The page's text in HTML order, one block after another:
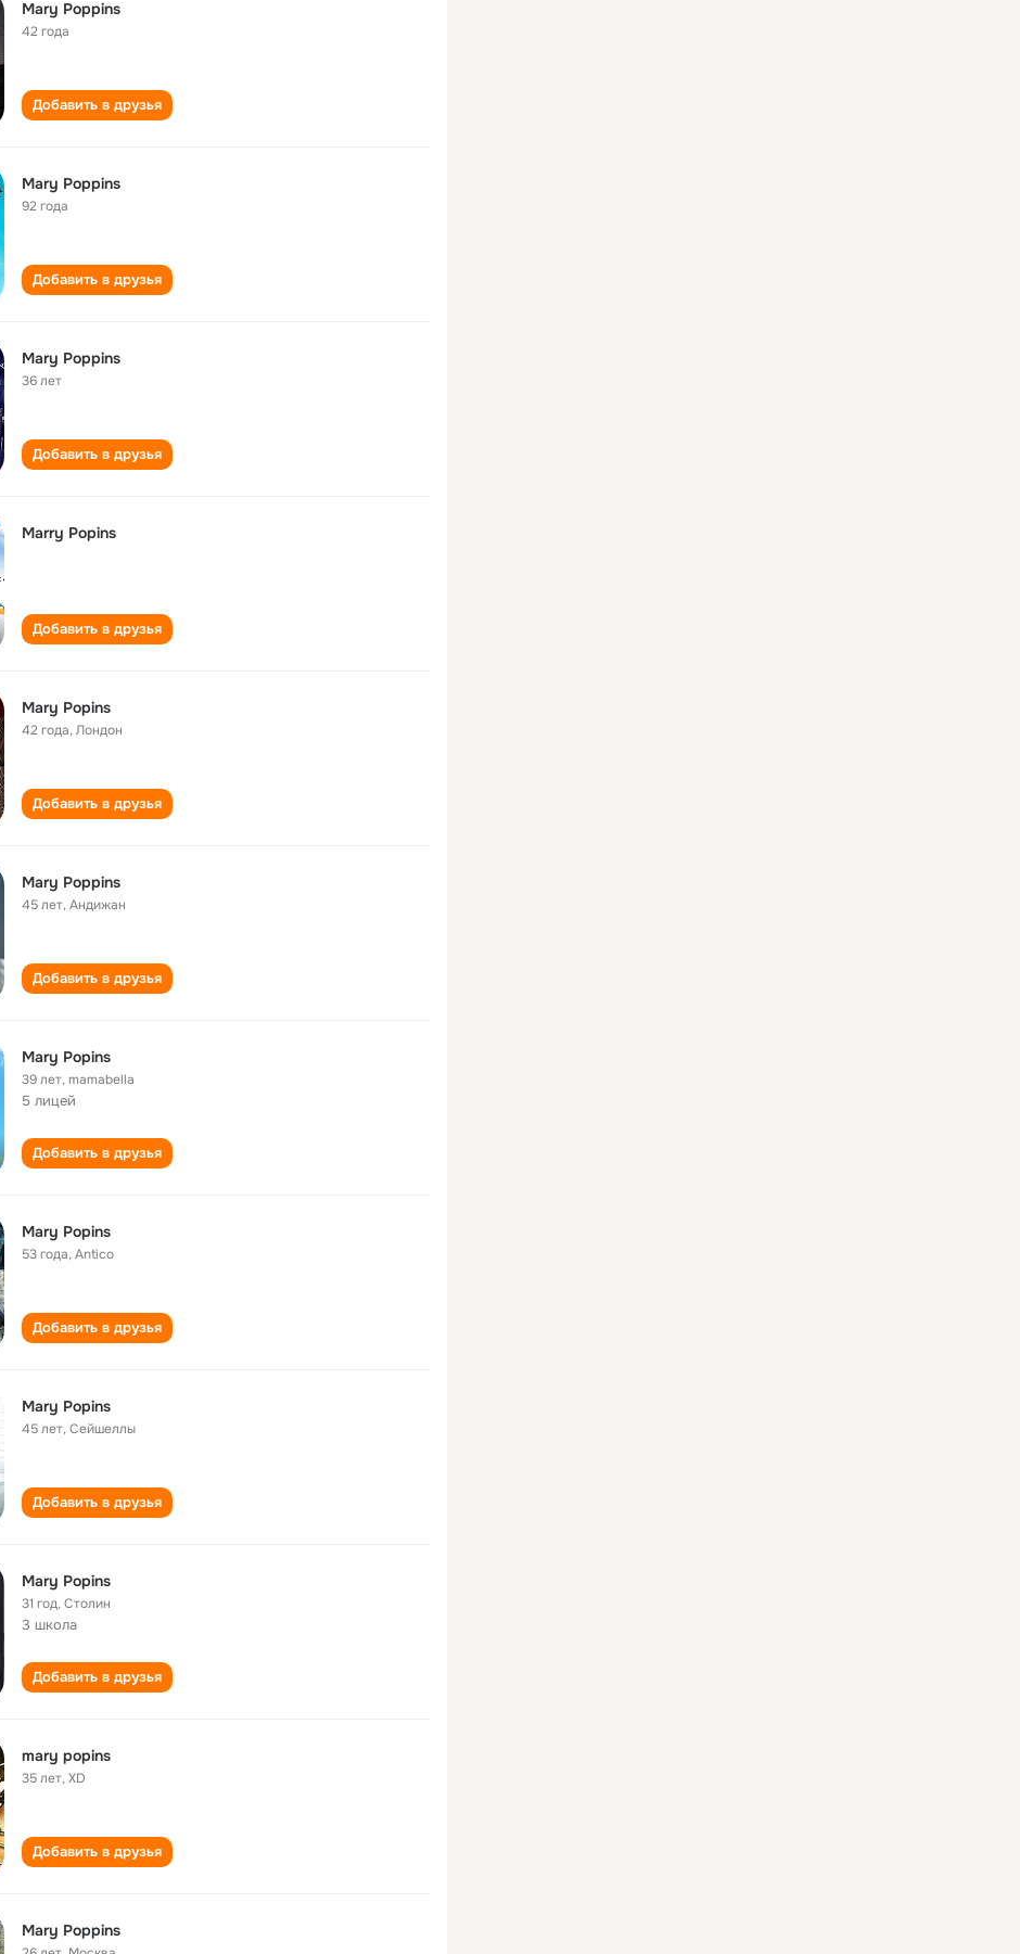
Mary Poppins
42 года
Добавить в друзья
Mary Poppins
92 года
Добавить в друзья
Mary Poppins
36 лет
Добавить в друзья
Marry Popins
Добавить в друзья
Mary Popins
42 года,Лондон
Добавить в друзья
Mary Poppins
45 лет,Андижан
Добавить в друзья
Mary Popins
39 лет,mamabella
5 лицей
Добавить в друзья
Mary Popins
53 года,Antico
Добавить в друзья
Mary Popins
45 лет,Сейшеллы
Добавить в друзья
Mary Popins
31 год,Столин
3 школа
Добавить в друзья
mary popins
35 лет,XD
Добавить в друзья
Mary Poppins